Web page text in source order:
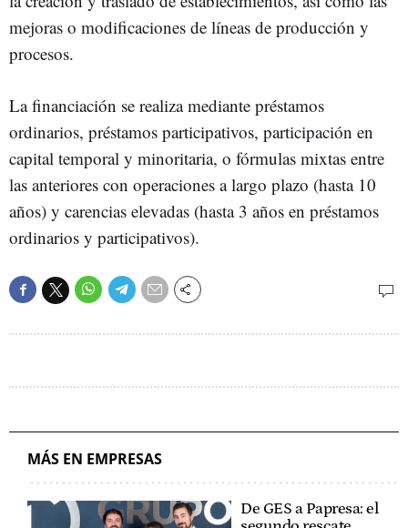
mejoras o modificaciones de líneas de producción y
procesos.
La financiación se realiza mediante préstamos
ordinarios, préstamos participativos, participación en
capital temporal y minoritaria, o fórmulas mixtas entre
las anteriores con operaciones a largo plazo (hasta 10
años) y carencias elevadas (hasta 3 años en préstamos
ordinarios y participativos).
MÁS EN EMPRESAS
De GES a Papresa: el